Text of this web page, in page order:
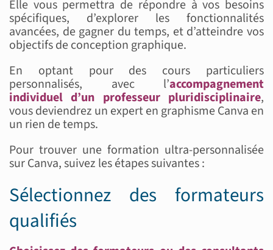
Elle vous permettra de répondre à vos besoins
spécifiques, d’explorer les fonctionnalités
avancées, de gagner du temps, et d’atteindre vos
objectifs de conception graphique.
En optant pour des cours particuliers
personnalisés, avec l’accompagnement
individuel d’un professeur pluridisciplinaire,
vous deviendrez un expert en graphisme Canva en
un rien de temps.
Pour trouver une formation ultra-personnalisée
sur Canva, suivez les étapes suivantes :
Sélectionnez des formateurs
qualifiés